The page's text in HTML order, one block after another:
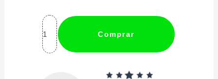
1/8"
para
Macho
Comprar